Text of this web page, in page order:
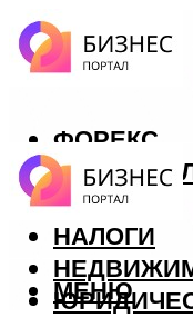
ФОРЕКС
БИЗНЕС
КРЕДИТЫ
НАЛОГИ
МЕНЮ